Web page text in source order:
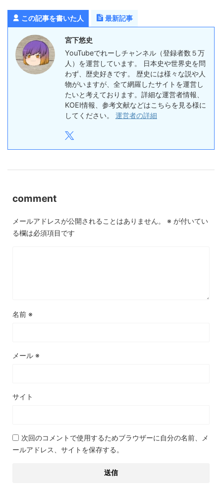
この記事を書いた人 最新記事
宮下悠史
YouTubeでれーしチャンネル（登録者数５万
人）を運営しています。 日本史や世界史を問
わず、歴史好きです。 歴史には様々な説や人
物がいますが、全て網羅したサイトを運営し
たいと考えております。詳細な運営者情報、
KOEI情報、参考文献などはこちらを見る様に
してください。 運営者の詳細
comment
メールアドレスが公開されることはありません。 ※ が付いてい
る欄は必須項目です
名前 ※
メール ※
サイト
次回のコメントで使用するためブラウザーに自分の名前、メ
ールアドレス、サイトを保存する。